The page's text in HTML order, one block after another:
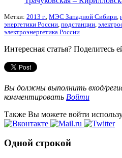
Метки: 2013 г. МЭС Западной Сибири
энергетики России подстанции
электроэнергетика России
Интересная статья? Поделитесь
Вы должны выполнить вход/
комментировать Войти
Также Вы можете войти
Одной строкой